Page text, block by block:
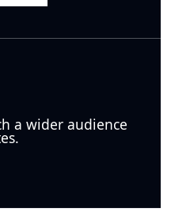
a wider audience